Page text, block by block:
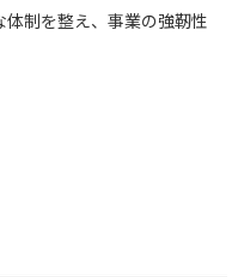
制を整え、事業の強靭性